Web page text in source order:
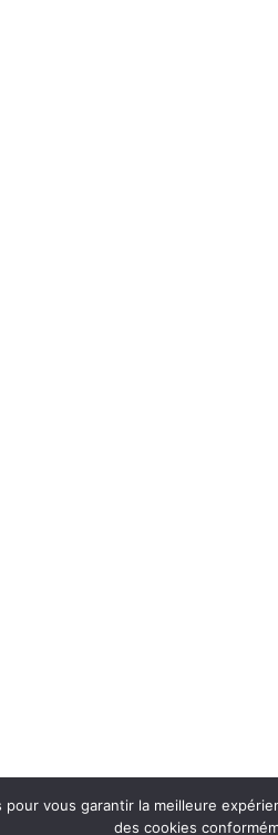
pour vous garantir la meilleure
des cookies